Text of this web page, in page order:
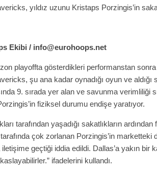
yıldız uzunu Kristaps Porzingis’in
Ekibi / info@eurohoops.net
playoffta gösterdikleri performanstan
şu ana kadar oynadığı oyun ve aldığı
9. sırada yer alan ve savunma verimliliği
fiziksel durumu endişe yaratıyor.
tarafından yaşadığı sakatlıkların
çok zorlanan Porzingis’in
iletişime geçtiği iddia edildi. Dallas’a yakın bir
ifadelerini kullandı.